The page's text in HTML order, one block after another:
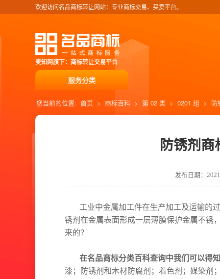
欢迎访问名品商标转让网站：专业商标交易、买卖平台。
麦知网旗下：商标转让交易平台
服务分类
您当前的位置: 首页 > 商标百科 > 第 02 类 > 0201 组 > 防
防锈剂
发布日期：
工业中金属加工件在生产加工及运输的
锈剂在金属表面形成一层薄膜保护金属不锈
来的？
在名品商标分类百科查询中我们可以得
漆；防锈剂和木材防腐剂；着色剂；媒染剂